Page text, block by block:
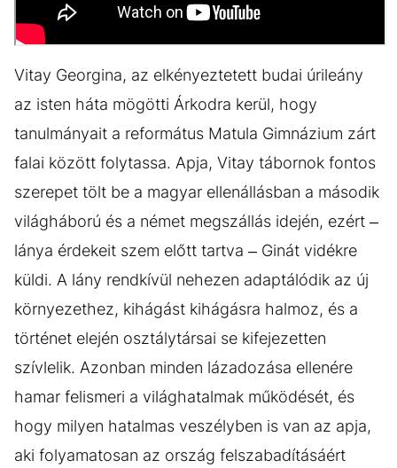
Vitay Georgina, az elkényeztetett budai úrileány
az isten háta mögötti Árkodra kerül, hogy
tanulmányait a református Matula Gimnázium zárt
falai között folytassa. Apja, Vitay tábornok fontos
szerepet tölt be a magyar ellenállásban a második
világháború és a német megszállás idején, ezért –
lánya érdekeit szem előtt tartva – Ginát vidékre
küldi. A lány rendkívül nehezen adaptálódik az új
környezethez, kihágást kihágásra halmoz, és a
történet elején osztálytársai se kifejezetten
szívlelik. Azonban minden lázadozása ellenére
hamar felismeri a világhatalmak működését, és
hogy milyen hatalmas veszélyben is van az apja,
aki folyamatosan az ország felszabadításáért